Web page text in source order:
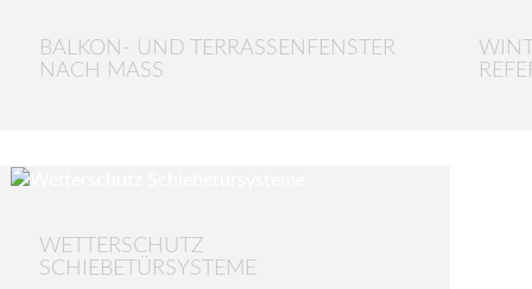
BALKON- UND TERRASSENFENSTER
NACH MASS
WETTERSCHUTZ
SCHIEBETÜRSYSTEME